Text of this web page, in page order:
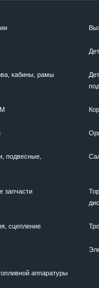
кабины, рамы
подвесные,
сцепление
аппаратуры